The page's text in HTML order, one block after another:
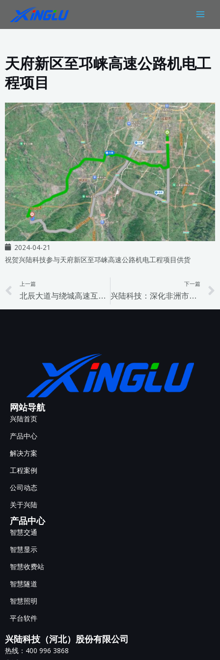
内
天府新区至邛崃高速公路机电工
程项目
2024-04-21
祝贺兴陆科技参与天府新区至邛崃高速公路机电工程项目供货
Prev
上一篇
北辰大道与绕城高速互联互通工程项目
下一篇
兴陆科技：深化非洲市场合作
网站导航
兴陆首页
产品中心
解决方案
工程案例
公司动态
关于兴陆
产品中心
智慧交通
智慧显示
智慧收费站
智慧隧道
智慧照明
平台软件
兴陆科技（河北）股份有限公司
热线：400 996 3868